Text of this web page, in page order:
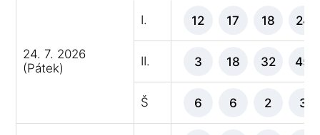
24. 7. 2026
(Pátek)
I. 12 17 18 24
II. 3 18 32 45
Š 6 6 2 3